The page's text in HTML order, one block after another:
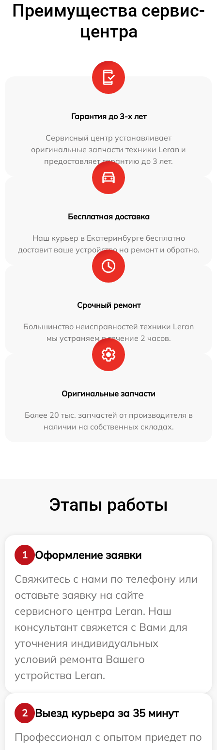
Преимущества сервис-
центра
Гарантия до 3-х лет
Сервисный центр устанавливает
оригинальные запчасти техники Leran и
предоставляет гарантию до 3 лет.
Бесплатная доставка
Наш курьер в Екатеринбурге бесплатно
доставит ваше устройство на ремонт и обратно.
Срочный ремонт
Большинство неисправностей техники Leran
мы устраняем в течение 2 часов.
Оригинальные запчасти
Более 20 тыс. запчастей от производителя в
наличии на собственных складах.
Этапы работы
1
Оформление заявки
Свяжитесь с нами по телефону или
оставьте заявку на сайте
сервисного центра Leran. Наш
консультант свяжется с Вами для
уточнения индивидуальных
условий ремонта Вашего
устройства Leran.
2
Выезд курьера за 35 минут
Профессионал с опытом приедет по